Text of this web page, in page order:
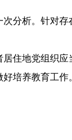
分析。针对存
住地党组织
培养教育工作